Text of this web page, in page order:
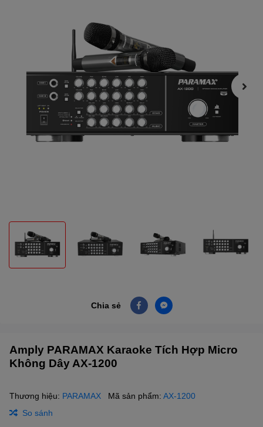
Chia sẻ
Amply PARAMAX Karaoke Tích Hợp Micro
Không Dây AX-1200
Thương hiệu: PARAMAX Mã sản phẩm: AX-1200
So sánh